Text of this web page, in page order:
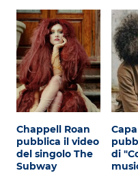
Chappell Roan
pubblica il video
del singolo The
Subway
di